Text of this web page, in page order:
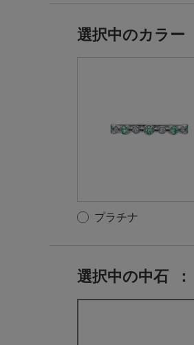
選択中のカラー
プラチナ
選択中の中石 ：